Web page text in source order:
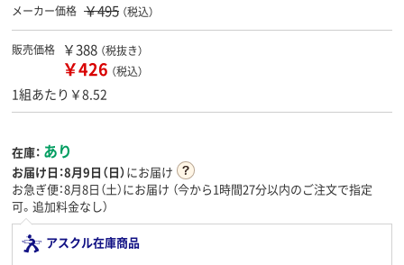
メーカー価格 ￥495 （税込）
販売価格 ￥388 （税抜き）
￥426 （税込）
1組あたり￥8.52
在庫： あり
お届け日：8月9日（日）にお届け
お急ぎ便：8月8日（土）にお届け （今から1時間27分以内のご注文で指定
可。追加料金なし）
アスクル在庫商品